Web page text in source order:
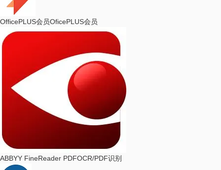
OfficePLUS会员OficePLUS会员
ABBYY FineReader PDFOCR/PDF识别